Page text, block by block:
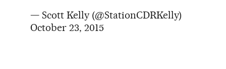
— Scott Kelly (@StationCDRKelly)
October 23, 2015